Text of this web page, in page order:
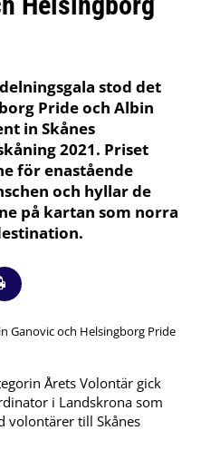
stod det
Pride och Albin
in Skånes
2021. Priset
för enastående
och hyllar de
på kartan som norra
Årets Volontär gick
i Landskrona som
volontärer till Skånes